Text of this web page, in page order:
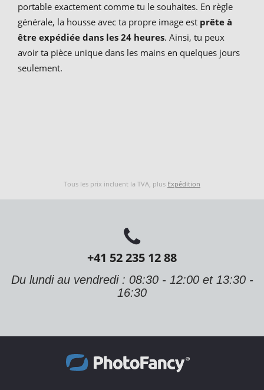
portable exactement comme tu le souhaites. En règle
générale, la housse avec ta propre image est prête à
être expédiée dans les 24 heures. Ainsi, tu peux
avoir ta pièce unique dans les mains en quelques jours
seulement.
Tous les prix incluent la TVA, plus Expédition
+41 52 235 12 88
Du lundi au vendredi : 08:30 - 12:00 et 13:30 -
16:30